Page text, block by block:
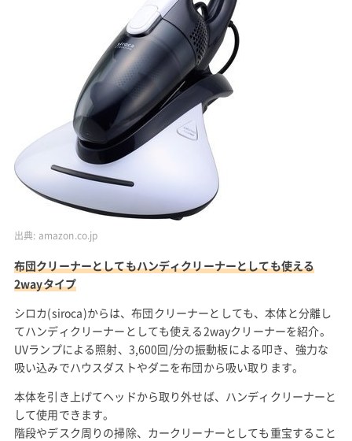
出典: amazon.co.jp
布団クリーナーとしてもハンディクリーナーとしても使える
2wayタイプ
シロカ(siroca)からは、布団クリーナーとしても、本体と分離し
てハンディクリーナーとしても使える2wayクリーナーを紹介。
UVランプによる照射、3,600回/分の振動板による叩き、強力な
吸い込みでハウスダストやダニを布団から吸い取ります。
本体を引き上げてヘッドから取り外せば、ハンディクリーナーと
して使用できます。
階段やデスク周りの掃除、カークリーナーとしても重宝すること